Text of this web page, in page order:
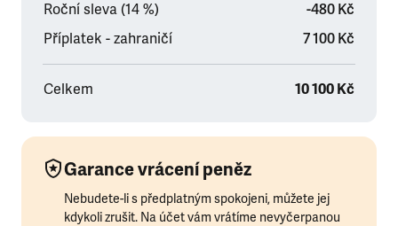
Roční sleva (14 %)
-480 Kč
Příplatek - zahraničí
7 100 Kč
Celkem 10 100 Kč
Garance vrácení peněz
Nebudete-li s předplatným spokojeni, můžete jej
kdykoli zrušit. Na účet vám vrátíme nevyčerpanou